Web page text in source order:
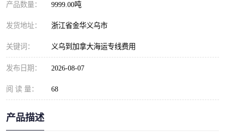
产品数量： 9999.00吨
发货地址： 浙江省金华义乌市
关键词： 义乌到加拿大海运专线费用
发布日期： 2026-08-07
阅 读 量： 68
产品描述